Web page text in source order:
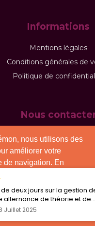
Informations
Mentions légales
Conditions générales de
Politique de
Nous
47 rue d'Hauteville -
des
Suite
nous utilisons des
améliorer votre
de navigation. En
utiliser notre site, vous
l'utilisation des cookies
à notre politique.
confidentialité